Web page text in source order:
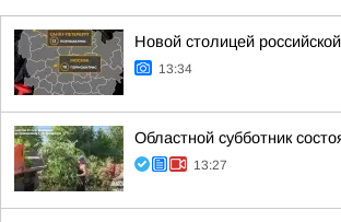
Новой столицей
13:34
Областной субботник
13:27